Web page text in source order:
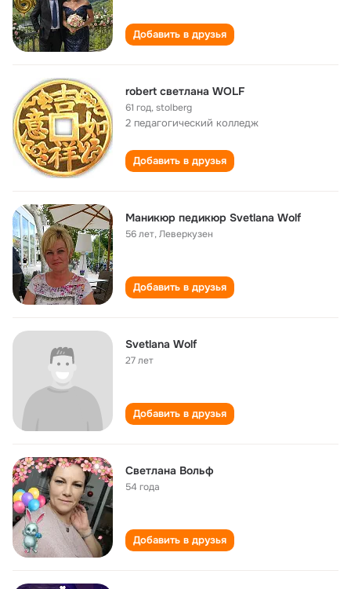
Добавить в друзья
robert светлана WOLF
61 год,stolberg
2 педагогический колледж
Добавить в друзья
Маникюр педикюр Svetlana Wolf
56 лет,Леверкузен
Добавить в друзья
Svetlana Wolf
27 лет
Добавить в друзья
Светлана Вольф
54 года
Добавить в друзья